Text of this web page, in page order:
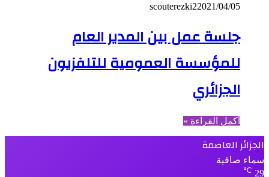
scouterezki22021/04/05
جلسة عمل بين المدير العام
للمؤسسة العمومية للتلفزيون
الجزائري
أكمل القراءة »
الجزائر العاصمة
سماء صافية
29
℃